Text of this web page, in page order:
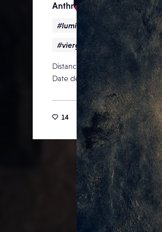
Anthropogène
#lumière #mur #rayon
#vierge
Distance focale
Date de publication
14 51 0